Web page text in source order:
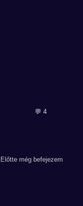
💬 4
Előtte még befejezem